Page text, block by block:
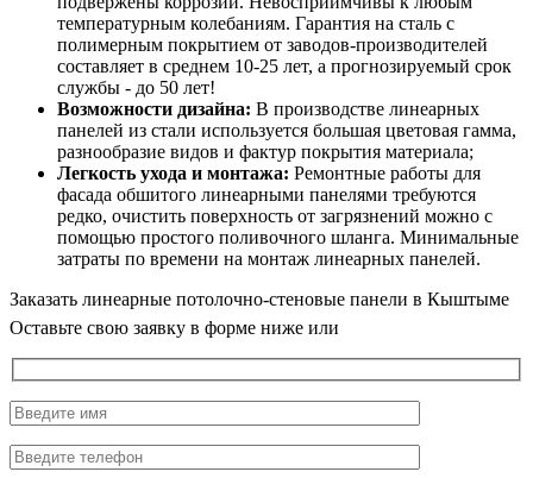
температурным колебаниям. Гарантия на сталь с
полимерным покрытием от заводов-производителей
составляет в среднем 10-25 лет, а прогнозируемый срок
службы - до 50 лет!
Возможности дизайна: В производстве линеарных
панелей из стали используется большая цветовая гамма,
разнообразие видов и фактур покрытия материала;
Легкость ухода и монтажа: Ремонтные работы для
фасада обшитого линеарными панелями требуются
редко, очистить поверхность от загрязнений можно с
помощью простого поливочного шланга. Минимальные
затраты по времени на монтаж линеарных панелей.
Заказать линеарные потолочно-стеновые панели в Кыштыме
Оставьте свою заявку в форме ниже или